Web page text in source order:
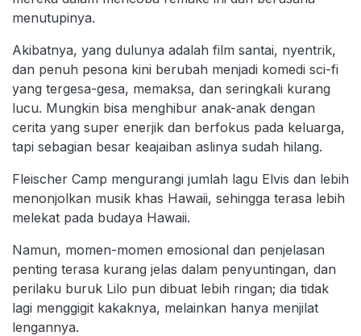
menutupinya.
Akibatnya, yang dulunya adalah film santai, nyentrik,
dan penuh pesona kini berubah menjadi komedi sci-fi
yang tergesa-gesa, memaksa, dan seringkali kurang
lucu. Mungkin bisa menghibur anak-anak dengan
cerita yang super enerjik dan berfokus pada keluarga,
tapi sebagian besar keajaiban aslinya sudah hilang.
Fleischer Camp mengurangi jumlah lagu Elvis dan lebih
menonjolkan musik khas Hawaii, sehingga terasa lebih
melekat pada budaya Hawaii.
Namun, momen-momen emosional dan penjelasan
penting terasa kurang jelas dalam penyuntingan, dan
perilaku buruk Lilo pun dibuat lebih ringan; dia tidak
lagi menggigit kakaknya, melainkan hanya menjilat
lengannya.